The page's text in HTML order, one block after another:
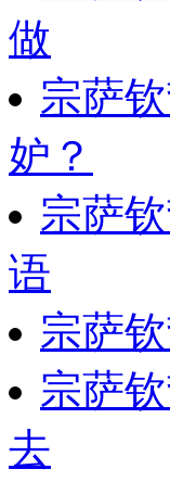
做
宗萨
妒？
宗萨
语
宗萨
宗萨
去